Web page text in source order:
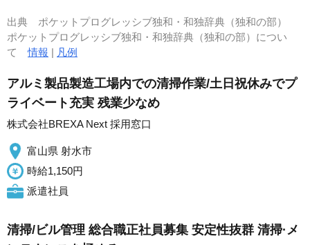
出典 ポケットプログレッシブ独和・和独辞典（独和の部）
ポケットプログレッシブ独和・和独辞典（独和の部）につい
て情報 | 凡例
アルミ製品製造工場内での清掃作業/土日祝休みでプ
ライベート充実 残業少なめ
株式会社BREXA Next 採用窓口
富山県 射水市
時給1,150円
派遣社員
清掃/ビル管理 総合職正社員募集 安定性抜群 清掃·メ